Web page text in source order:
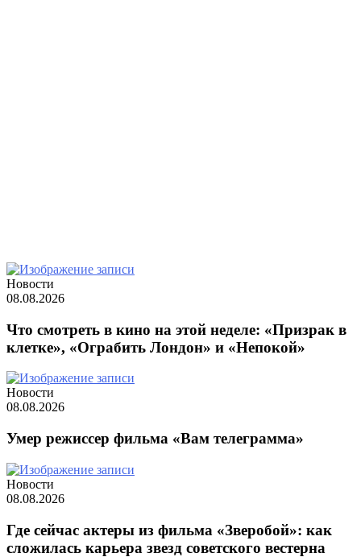
Новости
08.08.2026
Что смотреть в кино на этой неделе: «Призрак в
клетке», «Ограбить Лондон» и «Непокой»
Новости
08.08.2026
Умер режиссер фильма «Вам телеграмма»
Новости
08.08.2026
Где сейчас актеры из фильма «Зверобой»: как
сложилась карьера звезд советского вестерна